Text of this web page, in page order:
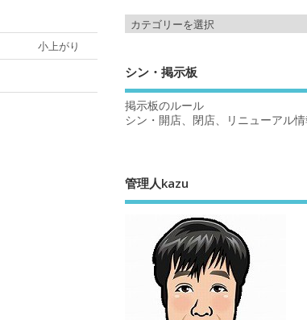
小上がり
シン・掲示板
掲示板のルール
シン・開店、閉店、リニューアル
管理人kazu